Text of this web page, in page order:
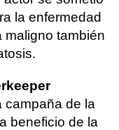
la enfermedad
maligno también
campaña de la
a beneficio de la